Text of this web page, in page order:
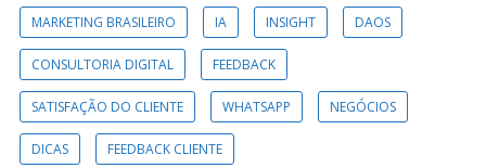
MARKETING BRASILEIRO IA INSIGHT DAOS
CONSULTORIA DIGITAL FEEDBACK
SATISFAÇÃO DO CLIENTE WHATSAPP NEGÓCIOS
DICAS FEEDBACK CLIENTE